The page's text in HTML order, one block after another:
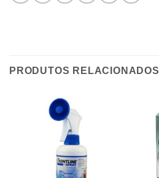
PRODUTOS RELACIONADOS